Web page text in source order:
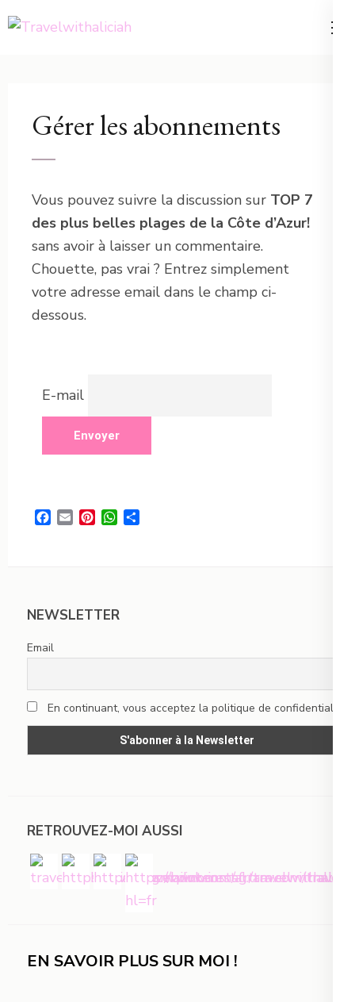
au
Gérer les abonnements
Vous pouvez suivre la discussion sur TOP 7
des plus belles plages de la Côte d’Azur!
sans avoir à laisser un commentaire.
Chouette, pas vrai ? Entrez simplement
votre adresse email dans le champ ci-
dessous.
E-mail
Facebook
Email PinterestWhatsApp
NEWSLETTER
Email
En continuant, vous acceptez la politique de confidentialité
RETROUVEZ-MOI AUSSI
EN SAVOIR PLUS SUR MOI !